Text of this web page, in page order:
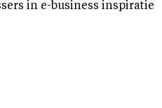
in e-business inspiratie